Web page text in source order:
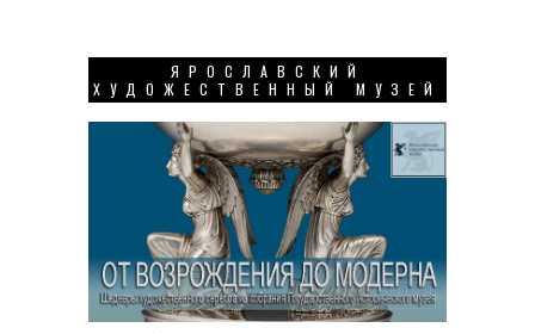
ЯРОСЛАВСКИЙ
ХУДОЖЕСТВЕННЫЙ МУЗЕЙ